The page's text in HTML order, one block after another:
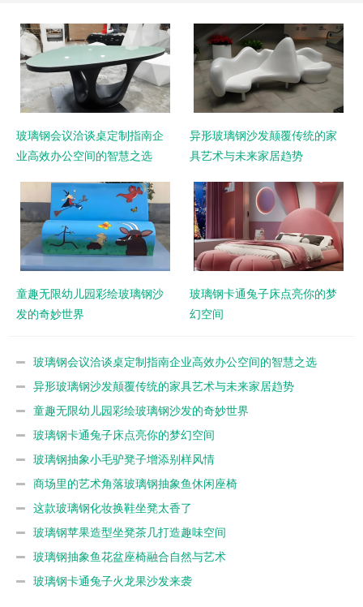
玻璃钢会议洽谈桌定制指南企
业高效办公空间的智慧之选
异形玻璃钢沙发颠覆传统的家
具艺术与未来家居趋势
童趣无限幼儿园彩绘玻璃钢沙
发的奇妙世界
玻璃钢卡通兔子床点亮你的梦
幻空间
玻璃钢会议洽谈桌定制指南企业高效办公空间的智慧之选
异形玻璃钢沙发颠覆传统的家具艺术与未来家居趋势
童趣无限幼儿园彩绘玻璃钢沙发的奇妙世界
玻璃钢卡通兔子床点亮你的梦幻空间
玻璃钢抽象小毛驴凳子增添别样风情
商场里的艺术角落玻璃钢抽象鱼休闲座椅
这款玻璃钢化妆换鞋坐凳太香了
玻璃钢苹果造型坐凳茶几打造趣味空间
玻璃钢抽象鱼花盆座椅融合自然与艺术
玻璃钢卡通兔子火龙果沙发来袭